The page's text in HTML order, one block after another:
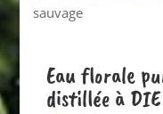
sauvage
Eau florale
distillée à